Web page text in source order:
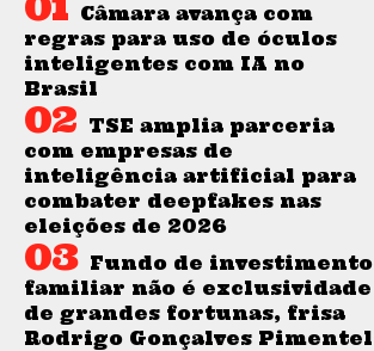
Câmara avança com
regras para uso de óculos
inteligentes com IA no
Brasil
TSE amplia parceria
com empresas de
inteligência artificial para
combater deepfakes nas
eleições de 2026
Fundo de investimento
familiar não é exclusividade
de grandes fortunas, frisa
Rodrigo Gonçalves Pimentel